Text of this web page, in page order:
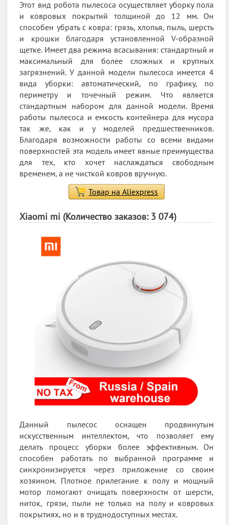
Этот вид робота пылесоса осуществляет уборку пола
и ковровых покрытий толщиной до 12 мм. Он
способен убрать с ковра: грязь, хлопья, пыль, шерсть
и крошки благодаря установленной V-образной
щетке. Имеет два режима всасывания: стандартный и
максимальный для более сложных и крупных
загрязнений. У данной модели пылесоса имеется 4
вида уборки: автоматический, по графику, по
периметру и точечный режим. Что является
стандартным набором для данной модели. Время
работы пылесоса и емкость контейнера для мусора
так же, как и у моделей предшественников.
Благодаря возможности работы со всеми видами
поверхностей эта модель имеет явные преимущества
для тех, кто хочет наслаждаться свободным
временем, а не чисткой ковров вручную.
Товар на Aliexpress
Xiaomi mi (Количество заказов: 3 074)
Данный пылесос оснащен продвинутым
искусственным интеллектом, что позволяет ему
делать процесс уборки более эффективным. Он
способен работать по выбранной программе и
синхронизируется через приложение со своим
хозяином. Плотное прилегание к полу и мощный
мотор помогают очищать поверхности от шерсти,
ниток, грязи, пыли не только на полу и ковровых
покрытиях, но и в труднодоступных местах.